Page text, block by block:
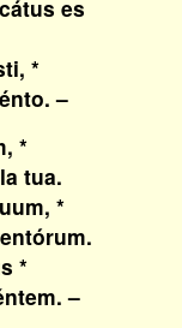
es
*
–
*
tua.
*
*
–